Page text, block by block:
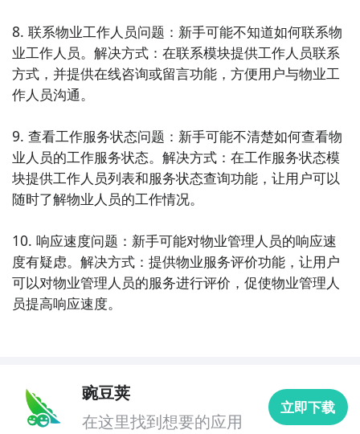
8. 联系物业工作人员问题：新手可能不知道如何联系物
业工作人员。解决方式：在联系模块提供工作人员联系
方式，并提供在线咨询或留言功能，方便用户与物业工
作人员沟通。
9. 查看工作服务状态问题：新手可能不清楚如何查看物
业人员的工作服务状态。解决方式：在工作服务状态模
块提供工作人员列表和服务状态查询功能，让用户可以
随时了解物业人员的工作情况。
10. 响应速度问题：新手可能对物业管理人员的响应速
度有疑虑。解决方式：提供物业服务评价功能，让用户
可以对物业管理人员的服务进行评价，促使物业管理人
员提高响应速度。
豌豆荚
在这里找到想要的应用
立即下载